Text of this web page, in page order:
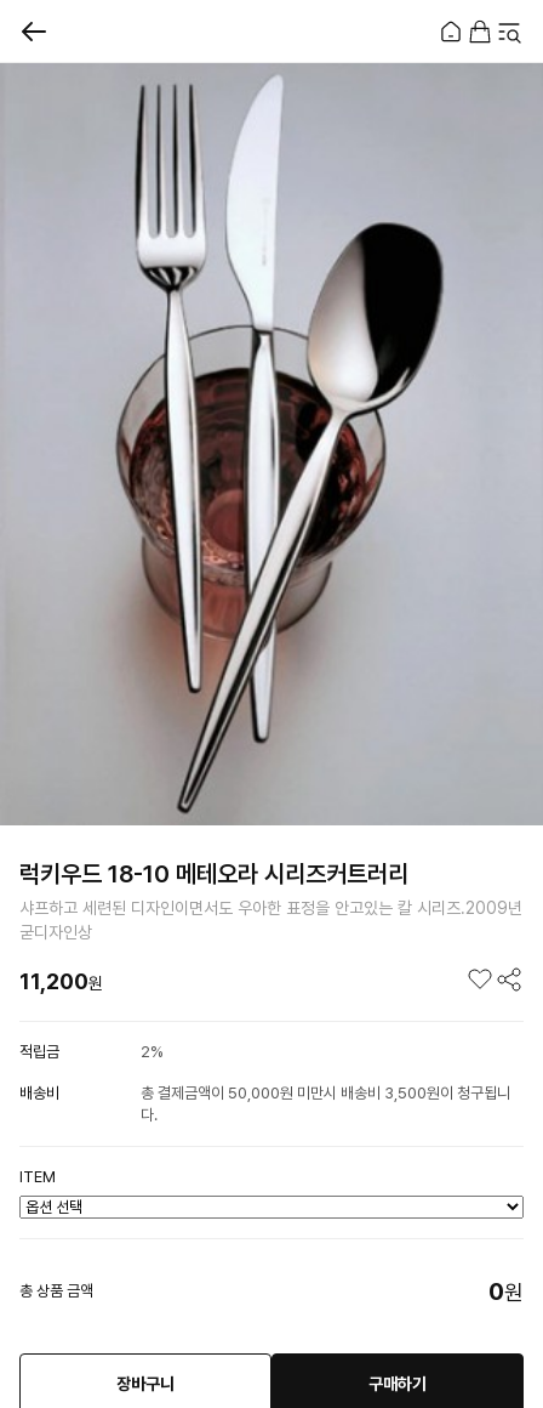
럭키우드 18-10 메테오라 시리즈커트러리
샤프하고 세련된 디자인이면서도 우아한 표정을 안고있는 칼 시리즈.2009년
굳디자인상
11,200원
적립금 2%
배송비
총 결제금액이 50,000원 미만시 배송비 3,500원이 청구됩니
다.
ITEM
총 상품 금액 0원
장바구니 구매하기